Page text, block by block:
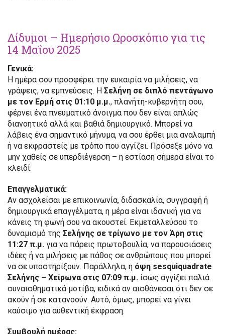
Δίδυμοι – Ημερήσιο Ωροσκόπιο για τις
14 Μαΐου 2025
Γενικά:
Η ημέρα σου προσφέρει την ευκαιρία να μιλήσεις, να
γράψεις, να εμπνεύσεις. Η Σελήνη σε διπλό πεντάγωνο
με τον Ερμή στις 01:10 μ.μ., πλανήτη-κυβερνήτη σου,
φέρνει ένα πνευματικό άνοιγμα που δεν είναι απλώς
διανοητικό αλλά και βαθιά δημιουργικό. Μπορεί να
λάβεις ένα σημαντικό μήνυμα, να σου έρθει μια αναλαμπή
ή να εκφραστείς με τρόπο που αγγίζει. Πρόσεξε μόνο να
μην χαθείς σε υπερδιέγερση – η εστίαση σήμερα είναι το
κλειδί.
Επαγγελματικά:
Αν ασχολείσαι με επικοινωνία, διδασκαλία, συγγραφή ή
δημιουργικά επαγγέλματα, η μέρα είναι ιδανική για να
κάνεις τη φωνή σου να ακουστεί. Εκμεταλλεύσου το
δυναμισμό της Σελήνης σε τρίγωνο με τον Άρη στις
11:27 π.μ. για να πάρεις πρωτοβουλία, να παρουσιάσεις
ιδέες ή να μιλήσεις με πάθος σε ανθρώπους που μπορεί
να σε υποστηρίξουν. Παράλληλα, η όψη sesquiquadrate
Σελήνης – Χείρωνα στις 07:09 π.μ. ίσως αγγίξει παλιά
συναισθηματικά μοτίβα, ειδικά αν αισθάνεσαι ότι δεν σε
ακούν ή σε κατανοούν. Αυτό, όμως, μπορεί να γίνει
καύσιμο για αυθεντική έκφραση.
Συμβουλή ημέρας: